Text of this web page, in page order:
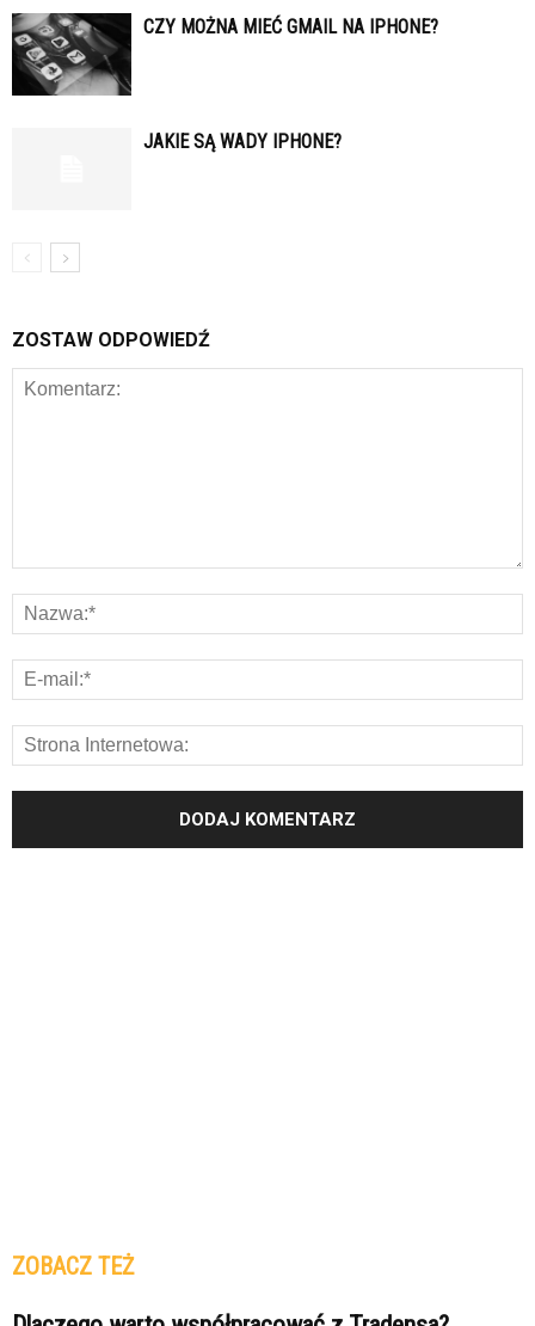
CZY MOŻNA MIEĆ GMAIL NA IPHONE?
JAKIE SĄ WADY IPHONE?
ZOSTAW ODPOWIEDŹ
ZOBACZ TEŻ